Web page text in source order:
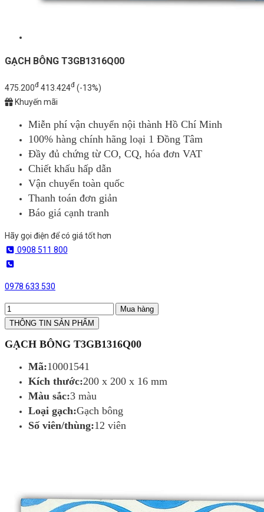
GẠCH BÔNG T3GB1316Q00
475.200đ 413.424đ (-13%)
Khuyến mãi
Miễn phí vận chuyển nội thành Hồ Chí Minh
100% hàng chính hãng loại 1 Đồng Tâm
Đầy đủ chứng từ CO, CQ, hóa đơn VAT
Chiết khấu hấp dẫn
Vận chuyển toàn quốc
Thanh toán đơn giản
Báo giá cạnh tranh
Hãy gọi điện để có giá tốt hơn
0908 511 800
0978 633 530
Mua hàng
THÔNG TIN SẢN PHẨM
GẠCH BÔNG T3GB1316Q00
Mã:10001541
Kích thước:200 x 200 x 16 mm
Màu sắc:3 màu
Loại gạch:Gạch bông
Số viên/thùng:12 viên